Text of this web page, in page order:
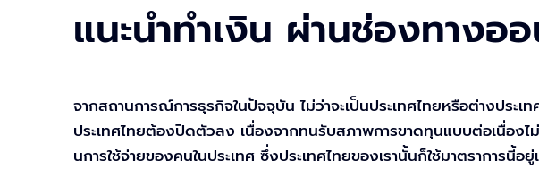
แนะนำทำเงิน ผ่านช่องทางอ
จากสถานการณ์การธุรกิจในปัจจุบัน ไม่ว่าจะเป็นประเทศไทยหรือต่างปร
ประเทศไทยต้องปิดตัวลง เนื่องจากทนรับสภาพการขาดทุนแบบต่อเนื่องไ
นการใช้จ่ายของคนในประเทศ ซึ่งประเทศไทยของเรานั้นก็ใช้มาตราการนี้อ